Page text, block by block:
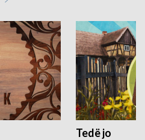
Tedë jo